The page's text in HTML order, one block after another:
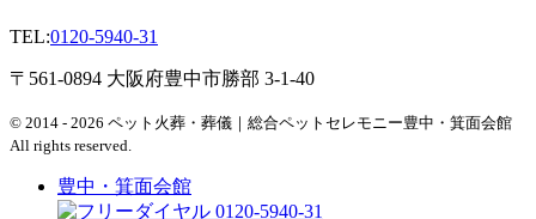
TEL:0120-5940-31
〒561-0894 大阪府豊中市勝部 3-1-40
© 2014 - 2026 ペット火葬・葬儀｜総合ペットセレモニー豊中・箕面会館
All rights reserved.
豊中・箕面会館
0120-5940-31